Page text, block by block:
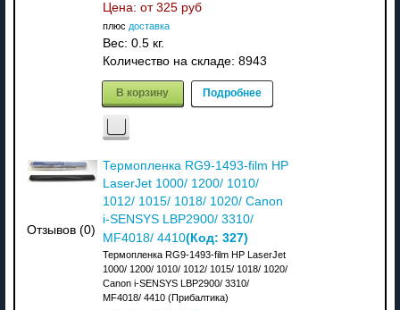
Цена: от 325 руб
плюс доставка
Вес: 0.5 кг.
Количество на складе: 8943
В корзину Подробнее
Отзывов (0)
Термопленка RG9-1493-film HP
LaserJet 1000/ 1200/ 1010/
1012/ 1015/ 1018/ 1020/ Canon
i-SENSYS LBP2900/ 3310/
MF4018/ 4410(Код: 327)
Термопленка RG9-1493-film HP LaserJet
1000/ 1200/ 1010/ 1012/ 1015/ 1018/ 1020/
Canon i-SENSYS LBP2900/ 3310/
MF4018/ 4410 (Прибалтика)